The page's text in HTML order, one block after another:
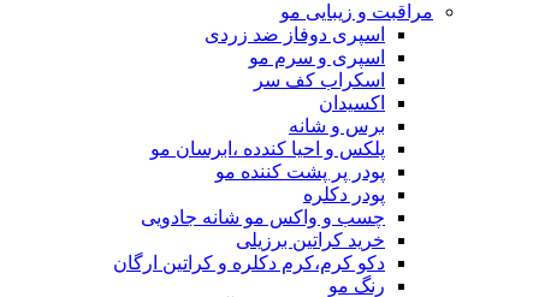
مراقبت و زیبایی مو
اسپری دوفاز ضد زردی
اسپری و سرم مو
اسکراب کف سر
اکسیدان
برس و شانه
پلکس و احیا کندده ،ابرسان مو
پودر پر پشت کننده مو
پودر دکلره
چسب و واکس مو شانه جادویی
خرید کراتین برزیلی
دکو کرم،کرم دکلره و کراتین ارگان
رنگ مو